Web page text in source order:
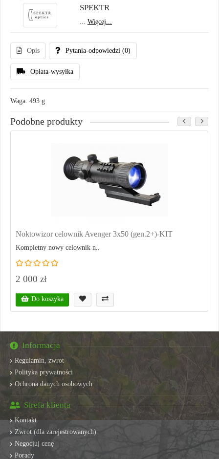
SPEKTR
... Więcej...
Opis Pytania-odpowiedzi (0)
Opłata-wysyłka
Waga: 493 g
Podobne produkty
Noktowizor celownik Avenger 3x50 (gen.2+)-KIT
Kompletny nowy celownik n..
2 000 zł
Do koszyka
Informacja
Regulamin, zwrot
Polityka prywatności
Ochrona danych osobowych
Strefa klienta
Kontakt
Zwrot (dla zarejestrowanych)
Negocjuj cenę
Porady